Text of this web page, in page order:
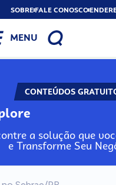
SOBREFALE CONOSCO
MENU
CONTEÚDOS
a solução que
e Transforme Seu